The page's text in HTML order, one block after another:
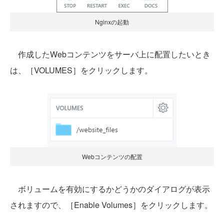
Nginxの起動
作成したWebコンテンツをサーバ上に配置したいとき
は、［VOLUMES］をクリックします。
Webコンテンツの配置
ボリュームを有効にするかどうかのダイアログが表示
されますので、［Enable Volumes］をクリックします。